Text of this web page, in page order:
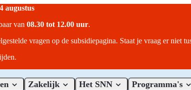
augustus
van 08.30 tot 12.00 uur.
vragen op de subsidiepagina. Staat je vraag er niet
Zakelijk
Het SNN
Programma's